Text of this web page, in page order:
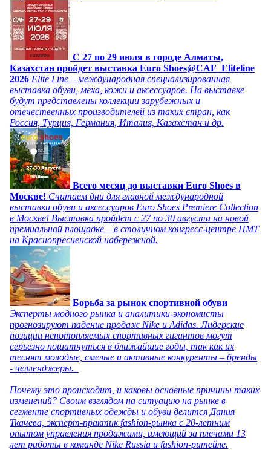
C 27 по 29 июля в городе Алматы,
Казахстан пройдет выставка Euro Shoes@CAF_Eliteline
2026 Elite Line – международная специализированная
выставка обуви, меха, кожи и аксессуаров. На выставке
будут представлены коллекции зарубежных и
отечественных производителей из таких стран, как
Россия, Турция, Германия, Италия, Казахстан и др.
Всего месяц до выставки Euro Shoes в
Москве! Считаем дни для главной международной
выставки обуви и аксессуаров Euro Shoes Premiere Collection
в Москве! Выставка пройдет с 27 по 30 августа на новой
премиальной площадке – в столичном конгресс-центре ЦМТ
на Краснопресненской набережной.
Борьба за рынок спортивной обуви
Эксперты модного рынка и аналитики-экономисты
прогнозируют падение продаж Nike и Adidas. Лидерские
позиции непотопляемых спортивных гигантов могут
серьезно пошатнуться в ближайшие годы, так как их
теснят молодые, смелые и активные конкуренты – бренды
- челленджеры.
Почему это происходит, и каковы основные причины таких
изменений? Своим взглядом на ситуацию на рынке в
сегменте спортивных одежды и обуви делится Дания
Ткачева, эксперт-практик fashion-рынка с 20-летним
опытом управления продажами, имеющий за плечами 13
лет работы в команде Nike Russia и fashion-ритейле.